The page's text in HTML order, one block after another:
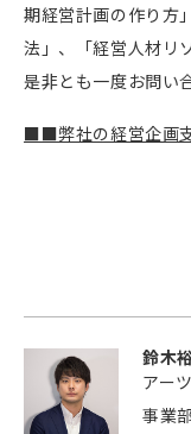
期経営計画の作り方
法」、「経営人材リ
是非とも一度お問い
■■弊社の経営企画
鈴木
アー
事業